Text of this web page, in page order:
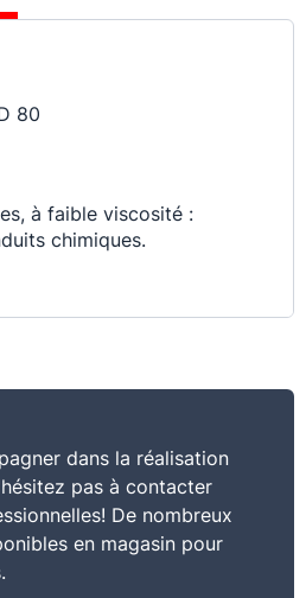
80
à faible viscosité :
chimiques.
dans la réalisation
pas à contacter
De nombreux
en magasin pour